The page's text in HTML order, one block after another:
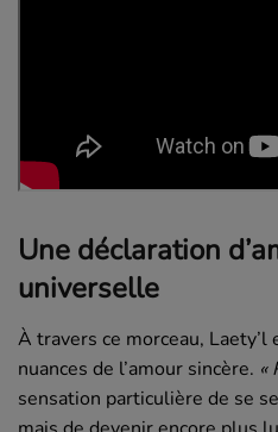
Une déclaration
universelle
À travers ce morceau,
nuances de l’amour sincère. «
sensation particulière de se